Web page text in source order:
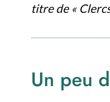
titre de «
Un peu